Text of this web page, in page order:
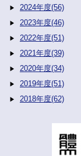
2024年度(56)
2023年度(46)
2022年度(51)
2021年度(39)
2020年度(34)
2019年度(51)
2018年度(62)